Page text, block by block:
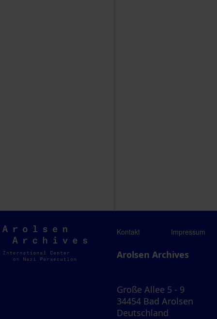
Arolsen
Archives
Kontakt Impressum
Arolsen Archives
Große Allee 5 - 9
34454 Bad Arolsen
Deutschland